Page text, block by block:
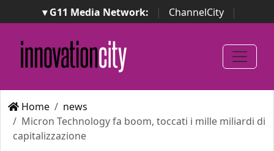
▾ G11 Media Network: | ChannelCity
|
ImpresaCity | SecurityOpenLab | Italian Channel
Awards
Italian Project Awards
Italian Security
Awards
Home
news
Micron Technology fa boom, toccati i mille miliardi di
capitalizzazione